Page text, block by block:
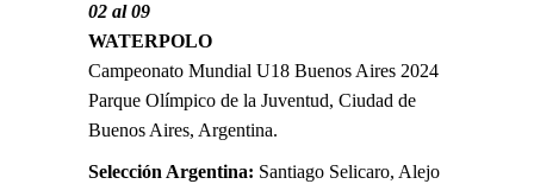
02 al 09
WATERPOLO
Campeonato Mundial U18 Buenos Aires 2024
Parque Olímpico de la Juventud, Ciudad de
Buenos Aires, Argentina.
Selección Argentina: Santiago Selicaro, Alejo